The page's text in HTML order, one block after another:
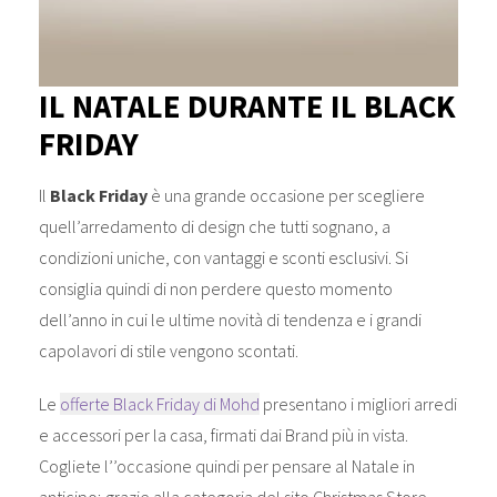
IL NATALE DURANTE IL BLACK
FRIDAY
Il Black Fridayè una grande occasione per scegliere
quell’arredamento di design che tutti sognano, a
condizioni uniche, con vantaggi e sconti esclusivi. Si
consiglia quindi di non perdere questo momento
dell’anno in cui le ultime novità di tendenza e i grandi
capolavori di stile vengono scontati.
Le offerte Black Friday di Mohd presentano i migliori arredi
e accessori per la casa, firmati dai Brand più in vista.
Cogliete l’’occasione quindi per pensare al Natale in